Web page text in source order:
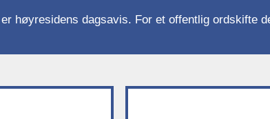
høyresidens dagsavis. For et offentlig ordskifte